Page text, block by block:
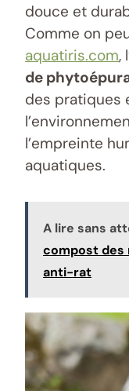
douce et
Comme on
aquatiris.com,
de
des pratiques
l’empreinte
aquatiques.
A lire sans
compost des
anti-rat